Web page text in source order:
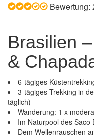
Bewertung:
Brasilien
&
6-tägiges
3-tägiges Trekking in
täglich)
Wanderung: 1 x
Im Naturpool des Saco
Dem Wellenrauschen